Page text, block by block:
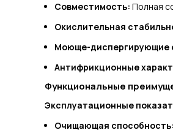
Совместимость: Полная
Окислительная
Моюще-диспергирующие
Антифрикционные
Функциональные
Эксплуатационные
Очищающая способность: